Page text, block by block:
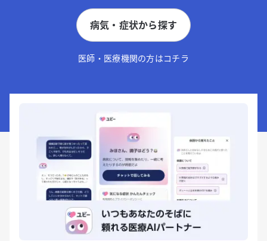
病気・症状から探す
医師・医療機関の方はコチラ